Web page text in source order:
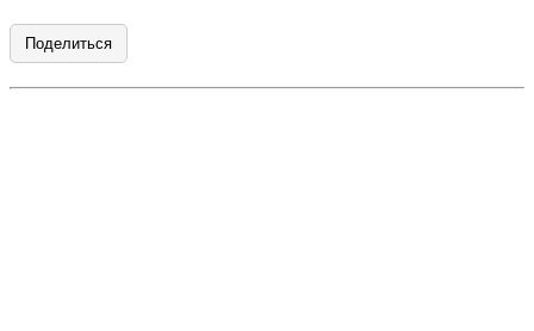
Поделиться